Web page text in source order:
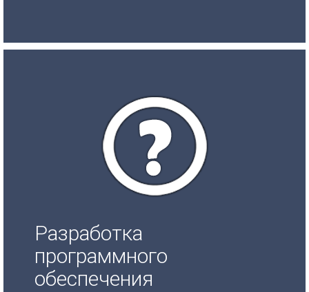
Разработка
программного
обеспечения